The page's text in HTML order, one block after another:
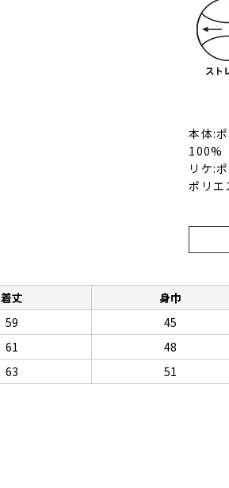
本体:
100%
リケ:
ポリ
着丈 身巾
59 45
61 48
63 51